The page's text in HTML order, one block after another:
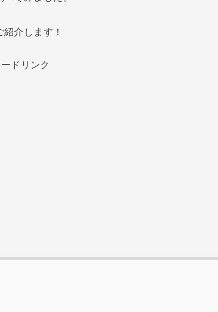
介します！
ドリンク